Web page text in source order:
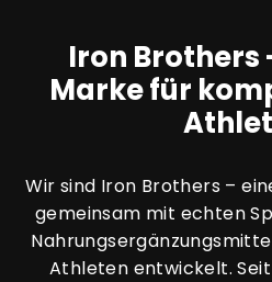
Iron Brothers
Marke für
Wir sind Iron Brothers –
gemeinsam mit echten
Athleten entwickelt.